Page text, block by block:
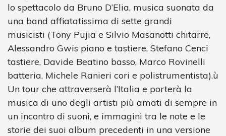
lo spettacolo da Bruno D’Elia, musica suonata da
una band affiatatissima di sette grandi
musicisti (Tony Pujia e Silvio Masanotti chitarre,
Alessandro Gwis piano e tastiere, Stefano Cenci
tastiere, Davide Beatino basso, Marco Rovinelli
batteria, Michele Ranieri cori e polistrumentista).ù
Un tour che attraverserà l’Italia e porterà la
musica di uno degli artisti più amati di sempre in
un incontro di suoni, e immagini tra le note e le
storie dei suoi album precedenti in una versione